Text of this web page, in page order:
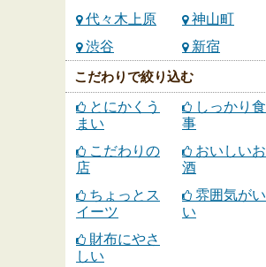
代々木上原
神山町
渋谷
新宿
こだわりで絞り込む
とにかくう
まい
しっかり食
事
こだわりの
店
おいしいお
酒
ちょっとス
イーツ
雰囲気がい
い
財布にやさ
しい